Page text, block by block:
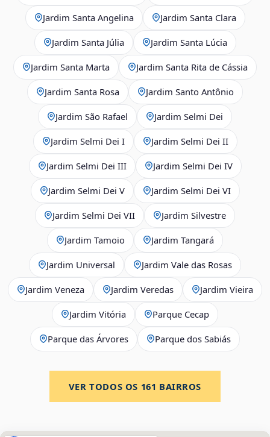
Jardim Santa Angelina Jardim Santa Clara
Jardim Santa Júlia Jardim Santa Lúcia
Jardim Santa Marta Jardim Santa Rita de Cássia
Jardim Santa Rosa Jardim Santo Antônio
Jardim São Rafael Jardim Selmi Dei
Jardim Selmi Dei I Jardim Selmi Dei II
Jardim Selmi Dei III Jardim Selmi Dei IV
Jardim Selmi Dei V Jardim Selmi Dei VI
Jardim Selmi Dei VII Jardim Silvestre
Jardim Tamoio Jardim Tangará
Jardim Universal Jardim Vale das Rosas
Jardim Veneza Jardim Veredas Jardim Vieira
Jardim Vitória Parque Cecap
Parque das Árvores Parque dos Sabiás
VER TODOS OS 161 BAIRROS